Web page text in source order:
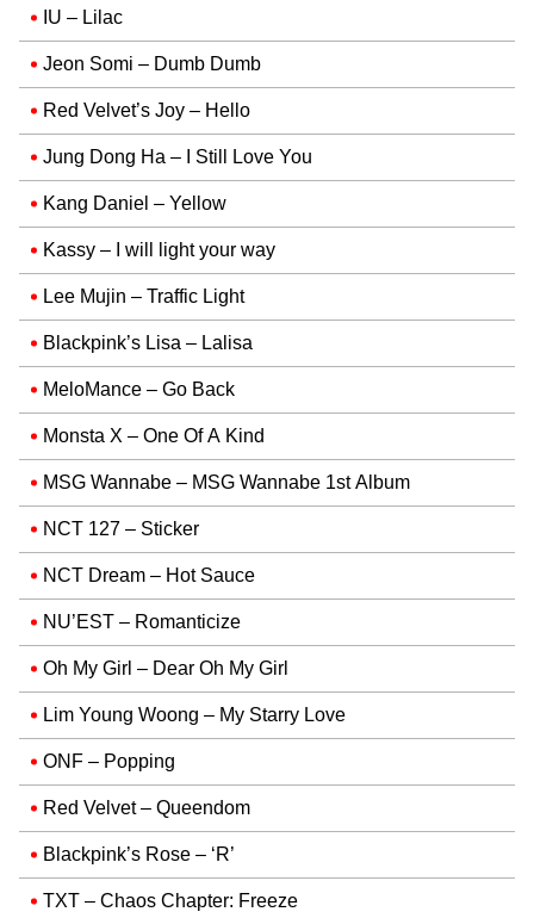
IU – Lilac
Jeon Somi – Dumb Dumb
Red Velvet’s Joy – Hello
Jung Dong Ha – I Still Love You
Kang Daniel – Yellow
Kassy – I will light your way
Lee Mujin – Traffic Light
Blackpink’s Lisa – Lalisa
MeloMance – Go Back
Monsta X – One Of A Kind
MSG Wannabe – MSG Wannabe 1st Album
NCT 127 – Sticker
NCT Dream – Hot Sauce
NU’EST – Romanticize
Oh My Girl – Dear Oh My Girl
Lim Young Woong – My Starry Love
ONF – Popping
Red Velvet – Queendom
Blackpink’s Rose – ‘R’
TXT – Chaos Chapter: Freeze